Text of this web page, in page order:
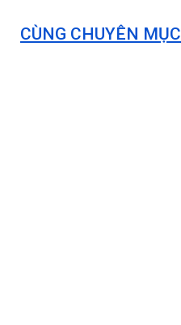
CÙNG CHUYÊN MỤC